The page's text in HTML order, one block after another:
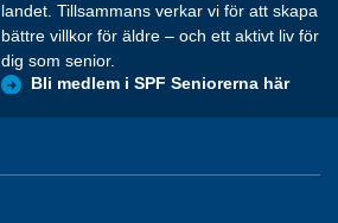
landet. Tillsammans verkar vi för att skapa
bättre villkor för äldre – och ett aktivt liv för
dig som senior.
Bli medlem i SPF Seniorerna här